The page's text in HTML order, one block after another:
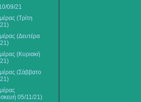
09/21
(Τρίτη
(Δευτέρα
(Κυριακή
(Σάββατο
05/11/21)